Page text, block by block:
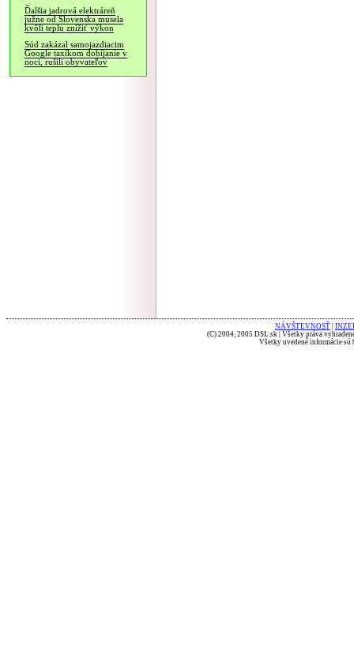
Ďalšia jadrová elektráreň
južne od Slovenska musela
kvôli teplu znížiť výkon
Súd zakázal samojazdiacim
Google taxíkom dobíjanie v
noci, rušili obyvateľov
NÁVŠTEVNOSŤ
(C) 2004, 2005 DSL.sk | Všetky práva
Všetky uvedené informácie sú